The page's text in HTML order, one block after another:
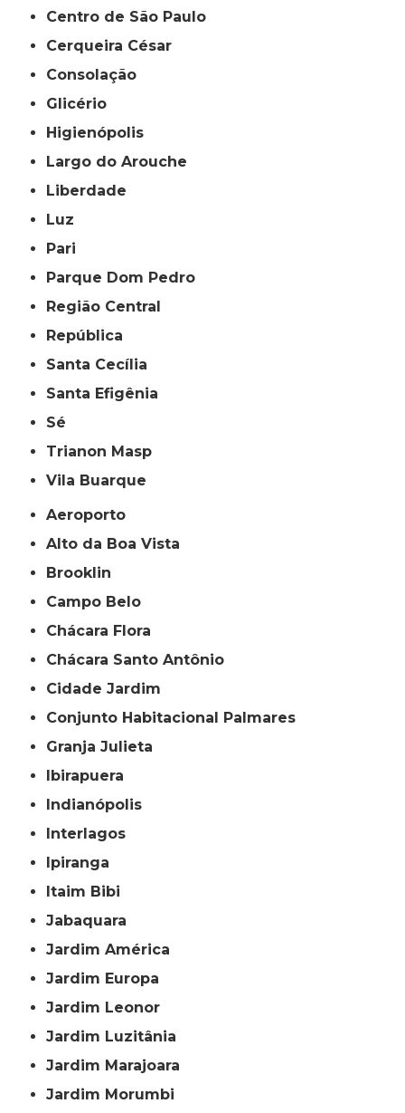
Centro de São Paulo
Cerqueira César
Consolação
Glicério
Higienópolis
Largo do Arouche
Liberdade
Luz
Pari
Parque Dom Pedro
Região Central
República
Santa Cecília
Santa Efigênia
Sé
Trianon Masp
Vila Buarque
Aeroporto
Alto da Boa Vista
Brooklin
Campo Belo
Chácara Flora
Chácara Santo Antônio
Cidade Jardim
Conjunto Habitacional Palmares
Granja Julieta
Ibirapuera
Indianópolis
Interlagos
Ipiranga
Itaim Bibi
Jabaquara
Jardim América
Jardim Europa
Jardim Leonor
Jardim Luzitânia
Jardim Marajoara
Jardim Morumbi